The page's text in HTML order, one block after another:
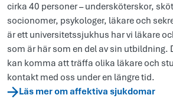
cirka 40 personer – undersköterskor,
socionomer, psykologer, läkare och
är ett universitetssjukhus har vi läkare
som är här som en del av sin utbildning.
kan komma att träffa olika läkare och
kontakt med oss under en längre tid.
Läs mer om affektiva sjukdomar